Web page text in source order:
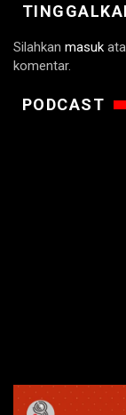
Silahkan masuk
komentar.
PODCAST